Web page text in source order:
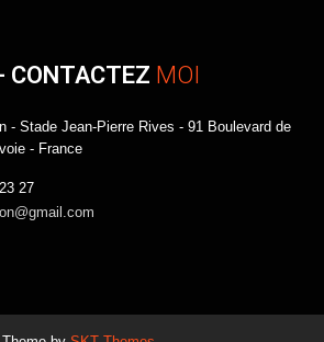
CONTACTEZ MOI
- Stade Jean-Pierre Rives - 91 Boulevard de
- France
27